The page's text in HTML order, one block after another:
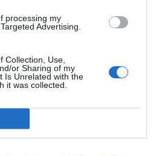
processing my
Advertising.
Collection, Use,
or Sharing of my
Is Unrelated with the
it was collected.